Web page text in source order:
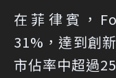
在菲律賓，
31%，達到創
市佔率中超過